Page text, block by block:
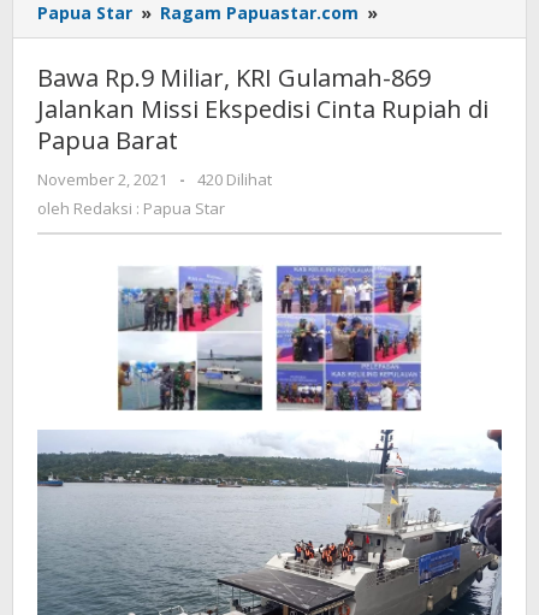
Papua Star » Ragam Papuastar.com »
Rp.9
KRI
Gulamah-
Cinta
Rupiah
di
Papua
Barat
Bawa Rp.9 Miliar, KRI Gulamah-869
Jalankan Missi Ekspedisi Cinta Rupiah di
Papua Barat
November 2, 2021
oleh
Redaksi
Star
-
420 Dilihat
oleh Redaksi : Papua Star